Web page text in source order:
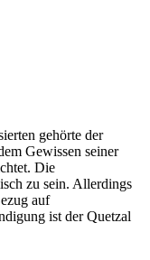
gehörte der
Gewissen seiner
Die
zu sein. Allerdings
auf
ist der Quetzal